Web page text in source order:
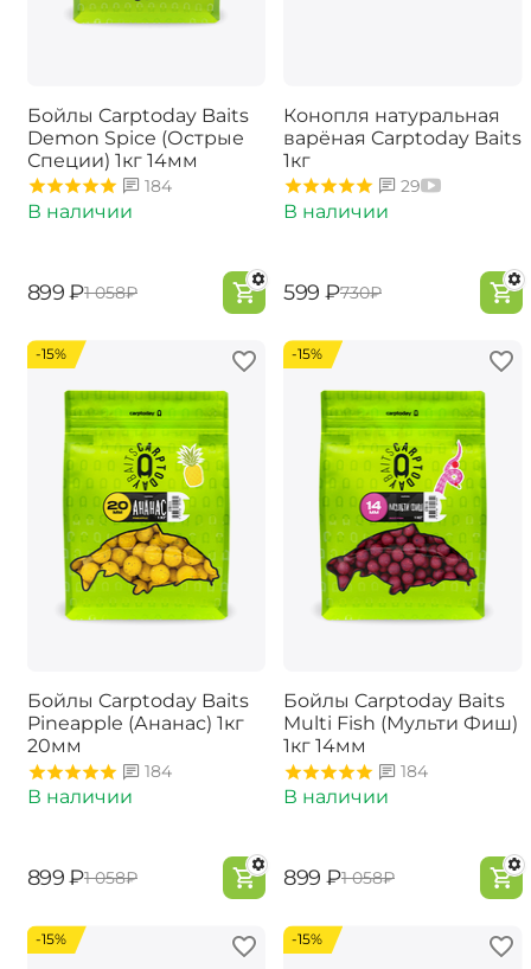
Бойлы Carptoday Baits
Demon Spice (Острые
Специи) 1кг 14мм
184
В наличии
‍899‍ ₽‍1 058‍₽
Конопля натуральная
варёная Carptoday Baits
1кг
29
В наличии
‍599‍ ₽‍730‍₽
-15%
Бойлы Carptoday Baits
Pineapple (Ананас) 1кг
20мм
184
В наличии
‍899‍ ₽‍1 058‍₽
-15%
Бойлы Carptoday Baits
Multi Fish (Мульти Фиш)
1кг 14мм
184
В наличии
‍899‍ ₽‍1 058‍₽
-15% -15%